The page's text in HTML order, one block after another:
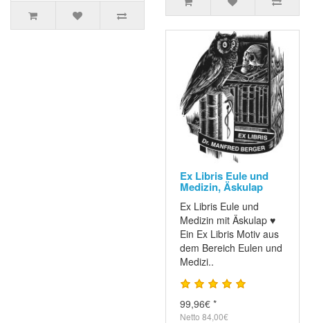
Ex Libris Eule und
Medizin, Äskulap
Ex Libris Eule und
Medizin mit Äskulap ♥
Ein Ex Libris Motiv aus
dem Bereich Eulen und
Medizi..
99,96€ *
Netto 84,00€